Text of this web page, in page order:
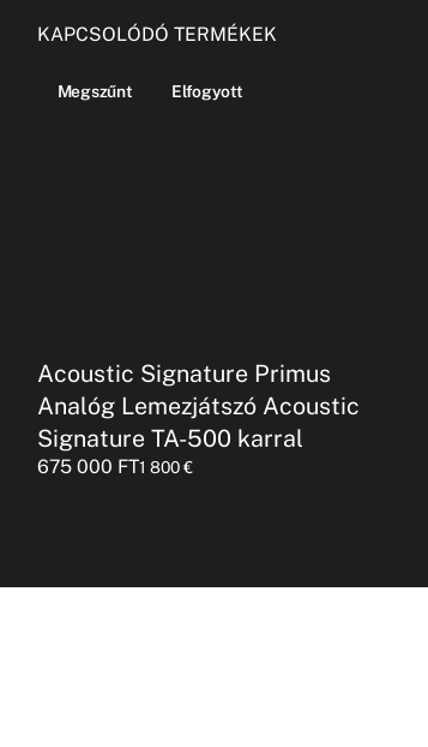
KAPCSOLÓDÓ TERMÉKEK
Megszűnt Elfogyott
Acoustic Signature Primus
Analóg Lemezjátszó Acoustic
Signature TA-500 karral
675 000 FT1 800€